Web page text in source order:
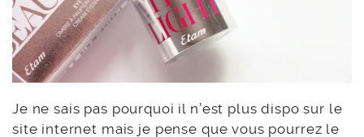
Je ne sais pas pourquoi il n’est plus dispo sur le
site internet mais je pense que vous pourrez le